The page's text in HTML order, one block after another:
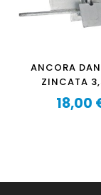
ANCORA
ZINCATA
18,00